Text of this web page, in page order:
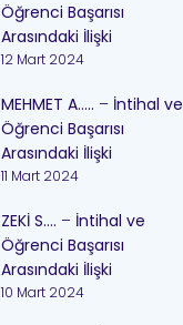
Öğrenci Başarısı
Arasındaki İlişki
12 Mart 2024
MEHMET A….. – İntihal ve
Öğrenci Başarısı
Arasındaki İlişki
11 Mart 2024
ZEKİ S…. – İntihal ve
Öğrenci Başarısı
Arasındaki İlişki
10 Mart 2024